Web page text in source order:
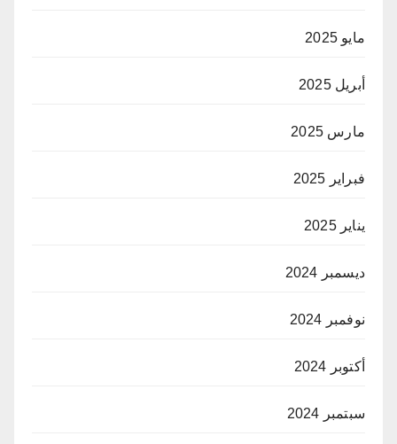
مايو 2025
أبريل 2025
مارس 2025
فبراير 2025
يناير 2025
ديسمبر 2024
نوفمبر 2024
أكتوبر 2024
سبتمبر 2024